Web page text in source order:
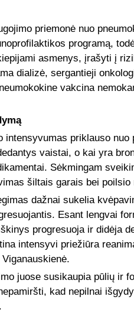
priemonė nuo
programą,
asmenys, įrašyti į
dializė, sergantieji
vakcina
intensyvumas priklauso
vaistai, o kai yra
Sėkmingam
šiltais garais bei poilsio
dažnai sukelia
Esant lengvai
progresuoja ir didėja
intensyvi priežiūra
juose susikaupia pūlių ir
kad nepilnai